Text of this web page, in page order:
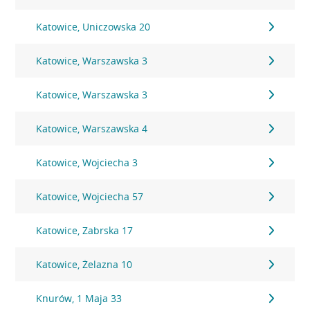
Katowice, Uniczowska 20
Katowice, Warszawska 3
Katowice, Warszawska 3
Katowice, Warszawska 4
Katowice, Wojciecha 3
Katowice, Wojciecha 57
Katowice, Zabrska 17
Katowice, Żelazna 10
Knurów, 1 Maja 33